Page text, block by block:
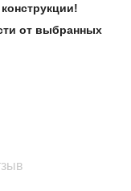
от выбранных